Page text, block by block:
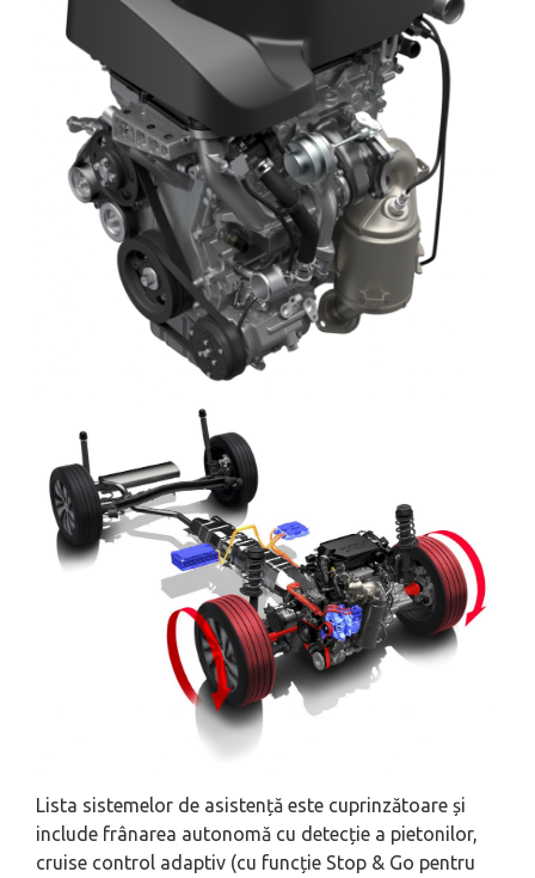
Lista sistemelor de asistență este cuprinzătoare și
include frânarea autonomă cu detecție a pietonilor,
cruise control adaptiv (cu funcție Stop & Go pentru